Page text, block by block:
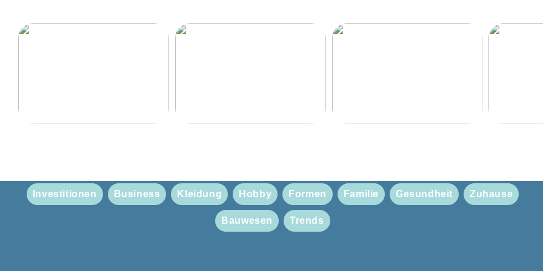
Investitionen Business Kleidung Hobby Formen Familie Gesundheit Zuhause
Bauwesen Trends